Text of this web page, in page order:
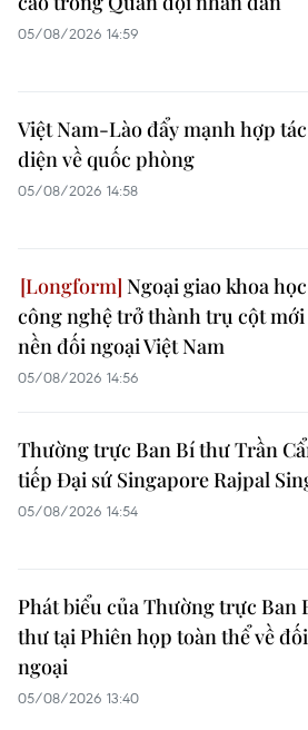
05/08/2026 14:59
Việt Nam-Lào đẩy mạnh hợp
diện về quốc phòng
05/08/2026 14:58
Ngoại giao khoa
công nghệ trở thành trụ cột mới
nền đối ngoại Việt Nam
05/08/2026 14:56
Thường trực Ban Bí thư Trần
tiếp Đại sứ Singapore Rajpal
05/08/2026 14:54
Phát biểu của Thường trực Ban
thư tại Phiên họp toàn thể về đối
ngoại
05/08/2026 13:40